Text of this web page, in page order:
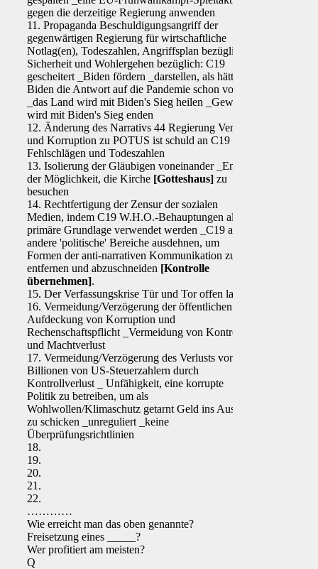
gegen die derzeitige Regierung anwenden
11. Propaganda Beschuldigungsangriff der
gegenwärtigen Regierung für wirtschaftliche
Notlag(en), Todeszahlen, Angriffsplan bezüglich:
Sicherheit und Wohlergehen bezüglich: C19
gescheitert _Biden fördern _darstellen, als hätte
Biden die Antwort auf die Pandemie schon vorher
_das Land wird mit Biden's Sieg heilen _Gewalt
wird mit Biden's Sieg enden
12. Änderung des Narrativs 44 Regierung Verrat
und Korruption zu POTUS ist schuld an C19
Fehlschlägen und Todeszahlen
13. Isolierung der Gläubigen voneinander _Entzug
der Möglichkeit, die Kirche [Gotteshaus] zu
besuchen
14. Rechtfertigung der Zensur der sozialen
Medien, indem C19 W.H.O.-Behauptungen als
primäre Grundlage verwendet werden _C19 auf
andere 'politische' Bereiche ausdehnen, um
Formen der anti-narrativen Kommunikation zu
entfernen und abzuschneiden [Kontrolle
übernehmen].
15. Der Verfassungskrise Tür und Tor offen lassen
16. Vermeidung/Verzögerung der öffentlichen
Aufdeckung von Korruption und
Rechenschaftspflicht _Vermeidung von Kontroll-
und Machtverlust
17. Vermeidung/Verzögerung des Verlusts von
Billionen von US-Steuerzahlern durch
Kontrollverlust _ Unfähigkeit, eine korrupte
Politik zu betreiben, um als
Wohlwollen/Klimaschutz getarnt Geld ins Ausland
zu schicken _unreguliert _keine
Überprüfungsrichtlinien
18.
19.
20.
21.
22.
…………
Wie erreicht man das oben genannte?
Freisetzung eines _____?
Wer profitiert am meisten?
Q